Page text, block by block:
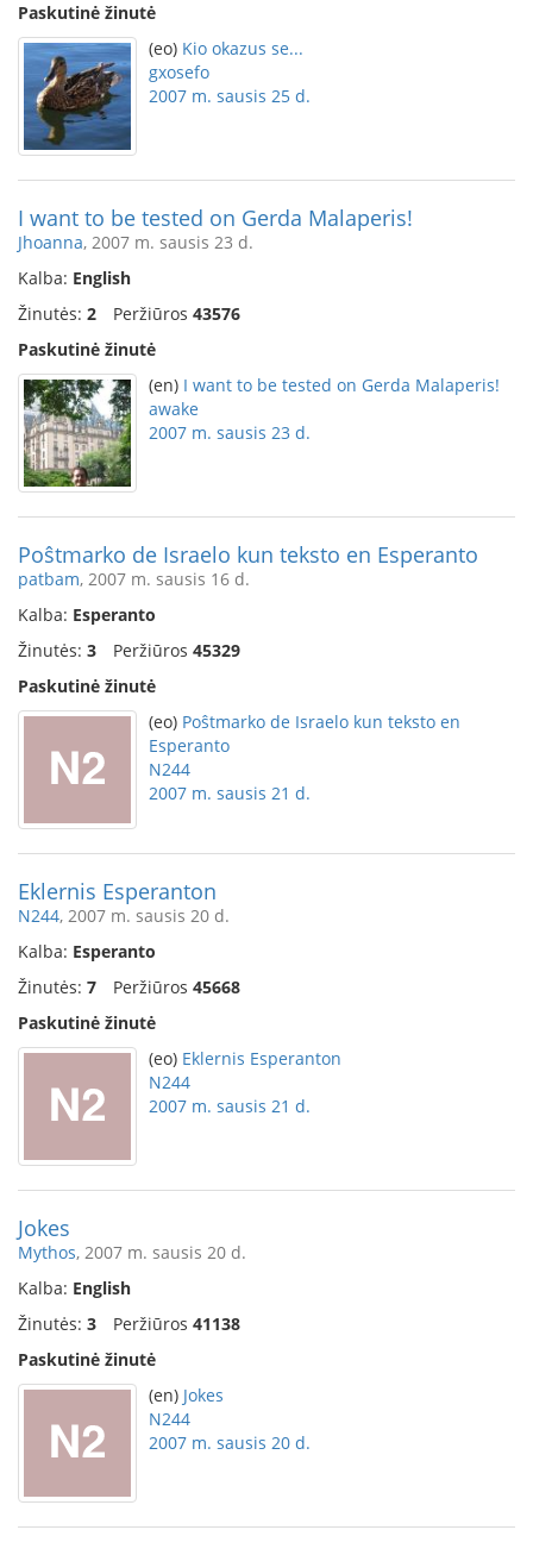
Paskutinė žinutė
(eo) Kio okazus se...
gxosefo
2007 m. sausis 25 d.
I want to be tested on Gerda Malaperis!
Jhoanna, 2007 m. sausis 23 d.
Kalba: English
Žinutės: 2 Peržiūros 43576
Paskutinė žinutė
(en) I want to be tested on Gerda Malaperis!
awake
2007 m. sausis 23 d.
Poŝtmarko de Israelo kun teksto en Esperanto
patbam, 2007 m. sausis 16 d.
Kalba: Esperanto
Žinutės: 3 Peržiūros 45329
Paskutinė žinutė
(eo) Poŝtmarko de Israelo kun teksto en
Esperanto
N244
2007 m. sausis 21 d.
Eklernis Esperanton
N244, 2007 m. sausis 20 d.
Kalba: Esperanto
Žinutės: 7 Peržiūros 45668
Paskutinė žinutė
(eo) Eklernis Esperanton
N244
2007 m. sausis 21 d.
Jokes
Mythos, 2007 m. sausis 20 d.
Kalba: English
Žinutės: 3 Peržiūros 41138
Paskutinė žinutė
(en) Jokes
N244
2007 m. sausis 20 d.